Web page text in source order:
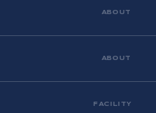
ABOUT
ABOUT
FACILITY